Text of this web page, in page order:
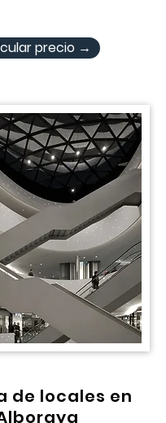
precio →
de locales en